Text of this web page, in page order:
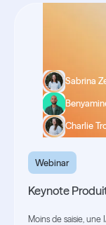
Sabrina
Charlie
Webinar
Keynote
Moins de saisie, une